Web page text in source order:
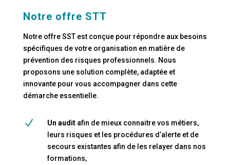
Notre offre STT
Notre offre SST est conçue pour répondre aux besoins
spécifiques de votre organisation en matière de
prévention des risques professionnels. Nous
proposons une solution complète, adaptée et
innovante pour vous accompagner dans cette
démarche essentielle.
N Un auditafin de mieux connaitre vos métiers,
leurs risques et les procédures d’alerte et de
secours existantes afin de les relayer dans nos
formations,